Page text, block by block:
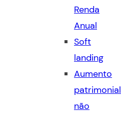
Renda
Anual
Soft
landing
Aumento
patrimonial
não